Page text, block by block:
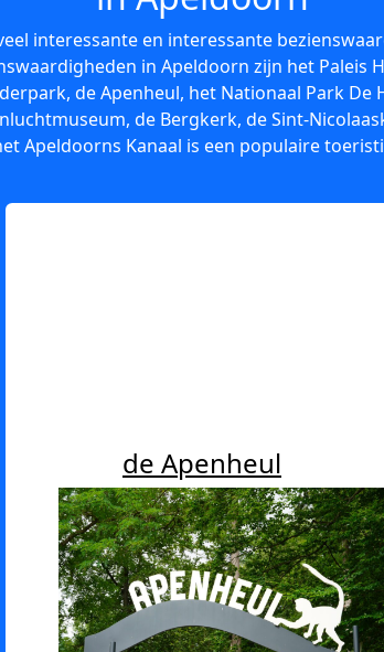
interessante en interessante
in Apeldoorn zijn het Paleis
de Apenheul, het Nationaal Park De
de Bergkerk, de Sint-
Apeldoorns Kanaal is een populaire
de Apenheul